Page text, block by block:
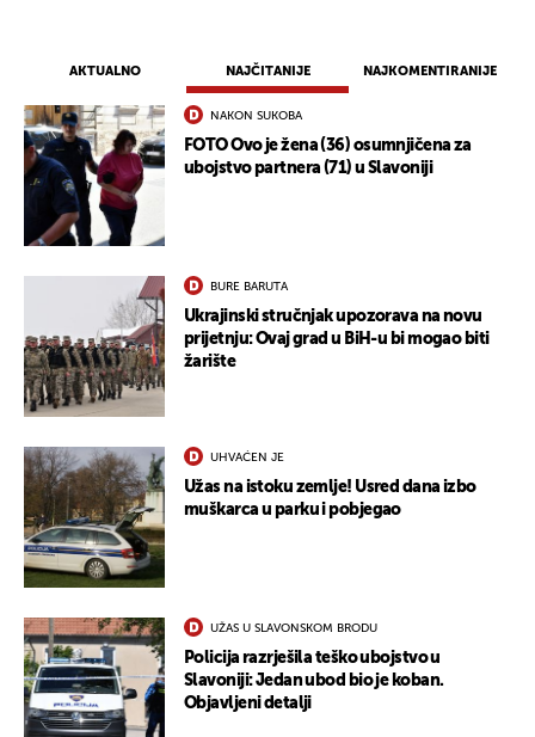
AKTUALNO NAJČITANIJE NAJKOMENTIRANIJE
NAKON SUKOBA
FOTO Ovo je žena (36) osumnjičena za
ubojstvo partnera (71) u Slavoniji
BURE BARUTA
Ukrajinski stručnjak upozorava na novu
prijetnju: Ovaj grad u BiH-u bi mogao biti
žarište
UHVAĆEN JE
Užas na istoku zemlje! Usred dana izbo
muškarca u parku i pobjegao
UŽAS U SLAVONSKOM BRODU
Policija razrješila teško ubojstvo u
Slavoniji: Jedan ubod bio je koban.
Objavljeni detalji